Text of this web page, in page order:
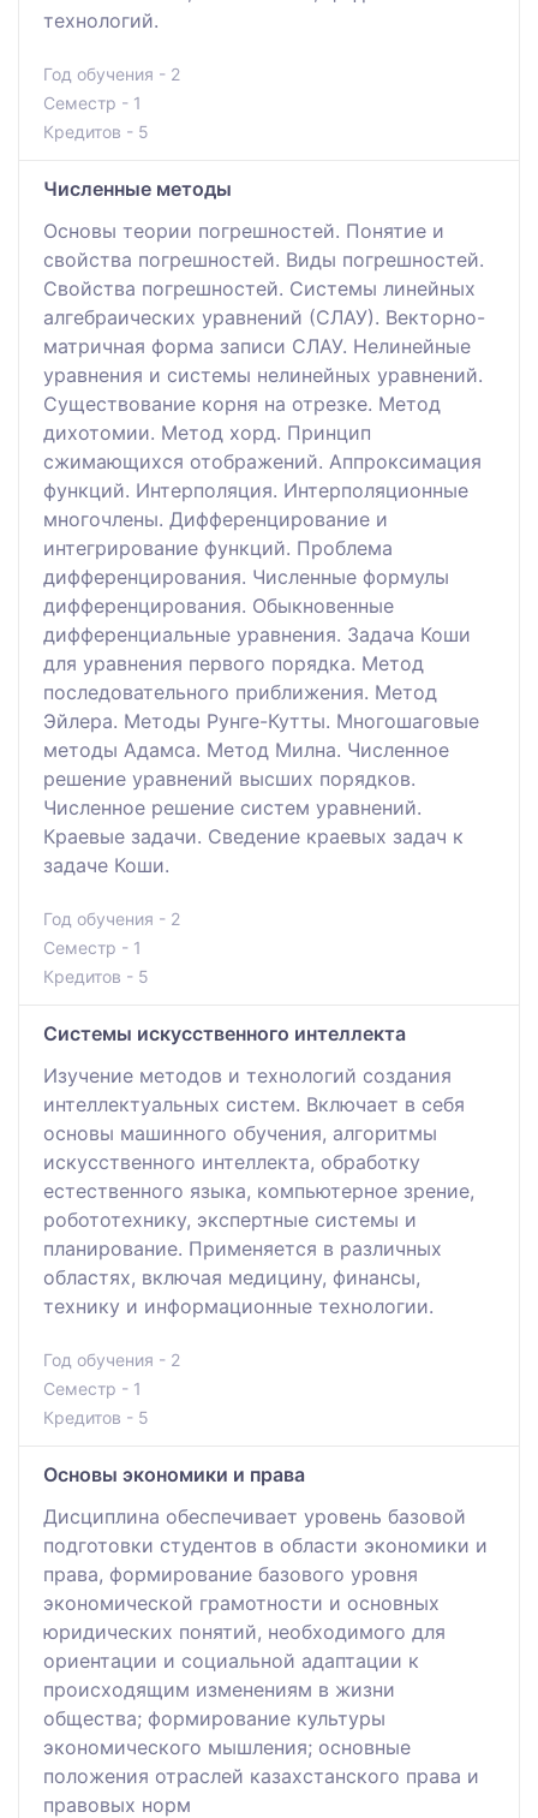
технологий.
Год обучения - 2
Семестр - 1
Кредитов - 5
Численные методы
Основы теории погрешностей. Понятие и
свойства погрешностей. Виды погрешностей.
Свойства погрешностей. Системы линейных
алгебраических уравнений (СЛАУ). Векторно-
матричная форма записи СЛАУ. Нелинейные
уравнения и системы нелинейных уравнений.
Существование корня на отрезке. Метод
дихотомии. Метод хорд. Принцип
сжимающихся отображений. Аппроксимация
функций. Интерполяция. Интерполяционные
многочлены. Дифференцирование и
интегрирование функций. Проблема
дифференцирования. Численные формулы
дифференцирования. Обыкновенные
дифференциальные уравнения. Задача Коши
для уравнения первого порядка. Метод
последовательного приближения. Метод
Эйлера. Методы Рунге-Кутты. Многошаговые
методы Адамса. Метод Милна. Численное
решение уравнений высших порядков.
Численное решение систем уравнений.
Краевые задачи. Сведение краевых задач к
задаче Коши.
Год обучения - 2
Семестр - 1
Кредитов - 5
Системы искусственного интеллекта
Изучение методов и технологий создания
интеллектуальных систем. Включает в себя
основы машинного обучения, алгоритмы
искусственного интеллекта, обработку
естественного языка, компьютерное зрение,
робототехнику, экспертные системы и
планирование. Применяется в различных
областях, включая медицину, финансы,
технику и информационные технологии.
Год обучения - 2
Семестр - 1
Кредитов - 5
Основы экономики и права
Дисциплина обеспечивает уровень базовой
подготовки студентов в области экономики и
права, формирование базового уровня
экономической грамотности и основных
юридических понятий, необходимого для
ориентации и социальной адаптации к
происходящим изменениям в жизни
общества; формирование культуры
экономического мышления; основные
положения отраслей казахстанского права и
правовых норм